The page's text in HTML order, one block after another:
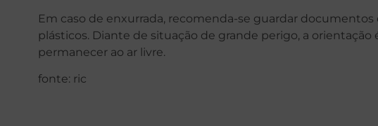
Em caso de enxurrada, recomenda-se guardar documentos
plásticos. Diante de situação de grande perigo, a orientação
permanecer ao ar livre.
fonte: ric